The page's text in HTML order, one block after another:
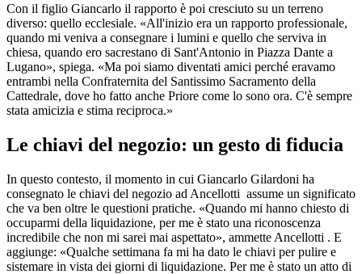
Con il figlio Giancarlo il rapporto è poi cresciuto su un terreno
diverso: quello ecclesiale. «All'inizio era un rapporto professionale,
quando mi veniva a consegnare i lumini e quello che serviva in
chiesa, quando ero sacrestano di Sant'Antonio in Piazza Dante a
Lugano», spiega. «Ma poi siamo diventati amici perché eravamo
entrambi nella Confraternita del Santissimo Sacramento della
Cattedrale, dove ho fatto anche Priore come lo sono ora. C'è sempre
stata amicizia e stima reciproca.»
Le chiavi del negozio: un gesto di fiducia
In questo contesto, il momento in cui Giancarlo Gilardoni ha
consegnato le chiavi del negozio ad Ancellotti assume un significato
che va ben oltre le questioni pratiche. «Quando mi hanno chiesto di
occuparmi della liquidazione, per me è stato una riconoscenza
incredibile che non mi sarei mai aspettato», ammette Ancellotti . E
aggiunge: «Qualche settimana fa mi ha dato le chiavi per pulire e
sistemare in vista dei giorni di liquidazione. Per me è stato un atto di